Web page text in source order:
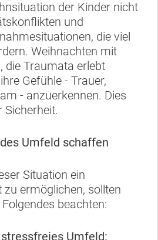
der Kinder nicht
und
die viel
Weihnachten mit
die Traumata erlebt
Gefühle - Trauer,
- anzuerkennen. Dies
Umfeld schaffen
Situation ein
zu ermöglichen, sollten
beachten:
Umfeld: